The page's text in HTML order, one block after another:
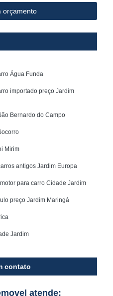
orçamento
Água Funda
importado preço Jardim
Bernardo do Campo
Mirim
antigos Jardim Europa
para carro Cidade Jardim
preço Jardim Maringá
Jardim
contato
atende: